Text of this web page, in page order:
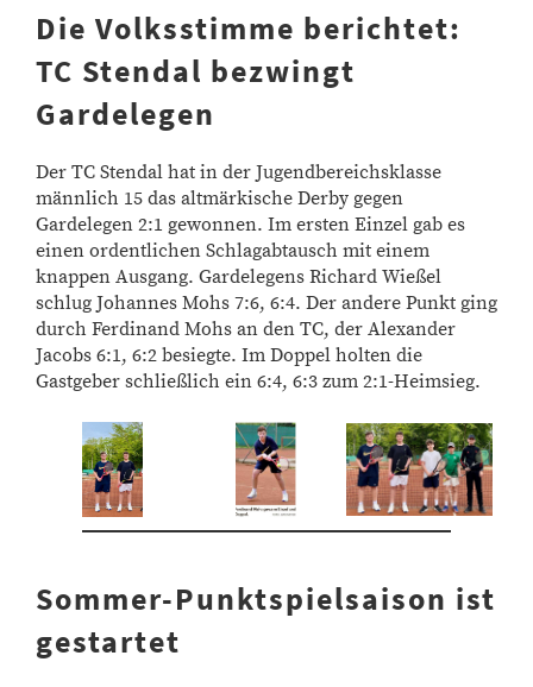
Die Volksstimme berichtet:
TC Stendal bezwingt
Gardelegen
Der TC Stendal hat in der Jugendbereichsklasse
männlich 15 das altmärkische Derby gegen
Gardelegen 2:1 gewonnen. Im ersten Einzel gab es
einen ordentlichen Schlagabtausch mit einem
knappen Ausgang. Gardelegens Richard Wießel
schlug Johannes Mohs 7:6, 6:4. Der andere Punkt ging
durch Ferdinand Mohs an den TC, der Alexander
Jacobs 6:1, 6:2 besiegte. Im Doppel holten die
Gastgeber schließlich ein 6:4, 6:3 zum 2:1-Heimsieg.
Sommer-Punktspielsaison ist
gestartet